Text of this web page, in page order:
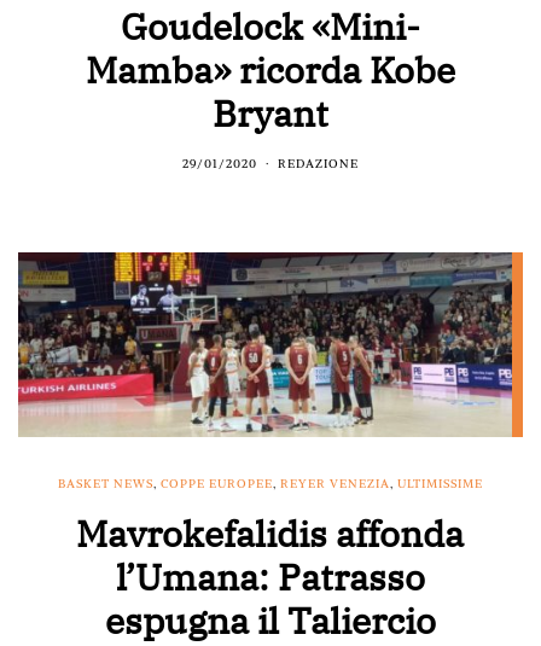
Goudelock «Mini-
Mamba» ricorda Kobe
Bryant
29/01/2020 REDAZIONE
BASKET NEWS, COPPE EUROPEE, REYER VENEZIA, ULTIMISSIME
Mavrokefalidis affonda
l’Umana: Patrasso
espugna il Taliercio